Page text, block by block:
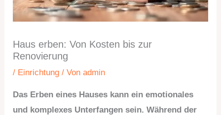
Haus erben: Von Kosten bis zur
Renovierung
/ Einrichtung / Vonadmin
Das Erben eines Hauses kann ein emotionales
und komplexes Unterfangen sein. Während der